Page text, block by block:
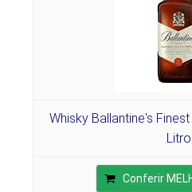
Whisky Ballantine's
Litro
Conferir